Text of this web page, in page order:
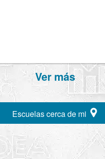
Ver más
Escuelas cerca de mi